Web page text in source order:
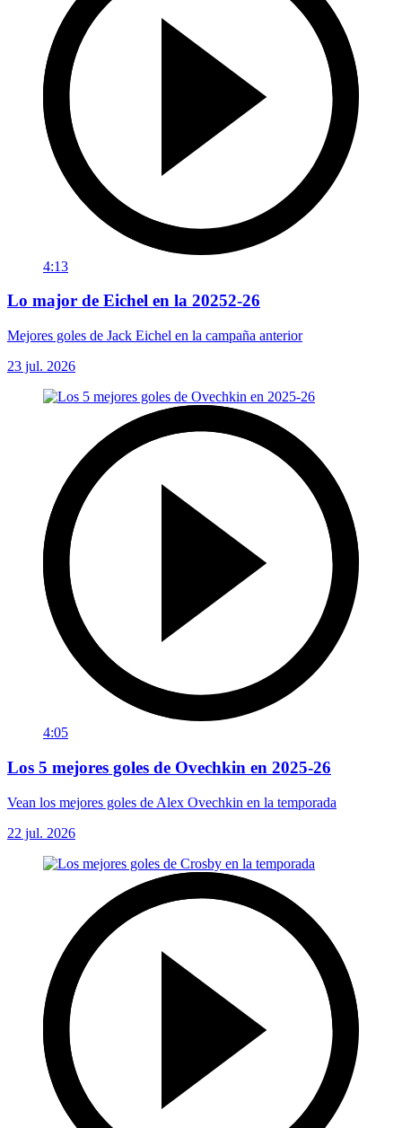
4:13
Lo major de Eichel en la 20252-26
Mejores goles de Jack Eichel en la campaña anterior
23 jul. 2026
4:05
Los 5 mejores goles de Ovechkin en 2025-26
Vean los mejores goles de Alex Ovechkin en la temporada
22 jul. 2026